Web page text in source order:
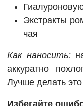
Экстракты
чая
Как наносить:
аккуратно
Лучше делать
Избегайте